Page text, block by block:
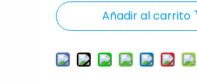
Añadir al carrito